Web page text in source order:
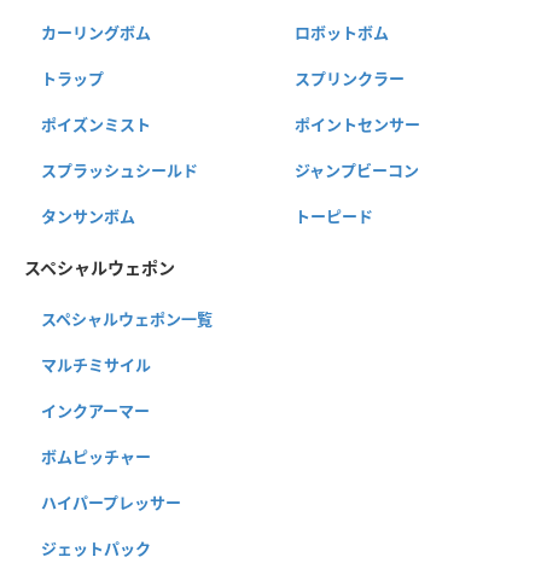
カーリングボム ロボットボム
トラップ スプリンクラー
ポイズンミスト ポイントセンサー
スプラッシュシールド ジャンプビーコン
タンサンボム トーピード
スペシャルウェポン
スペシャルウェポン一覧
マルチミサイル
インクアーマー
ボムピッチャー
ハイパープレッサー
ジェットパック